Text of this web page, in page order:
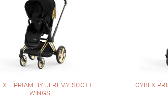
E PRIAM BY JEREMY SCOTT
WINGS
CYBEX